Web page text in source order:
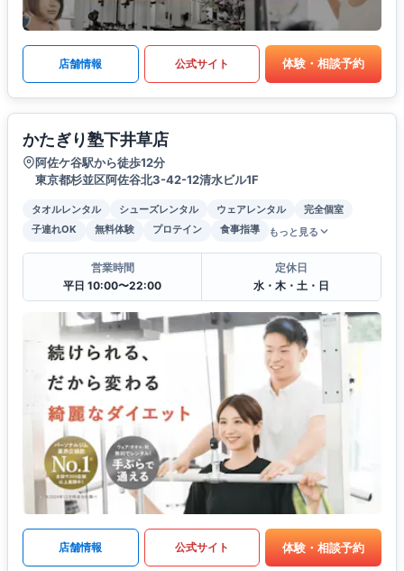
店舗情報 公式サイト 体験・相談予約
かたぎり塾下井草店
阿佐ケ谷駅から徒歩12分
東京都杉並区阿佐谷北3-42-12清水ビル1F
タオルレンタル シューズレンタル ウェアレンタル
完全個室
子連れOK
無料体験 プロテイン 食事指導 もっと見る
営業時間
平日 10:00〜22:00
定休日
水・木・土・日
店舗情報 公式サイト 体験・相談予約